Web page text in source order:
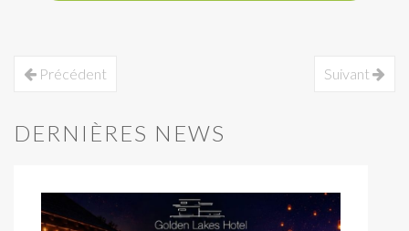
Précédent Suivant
DERNIÈRES NEWS